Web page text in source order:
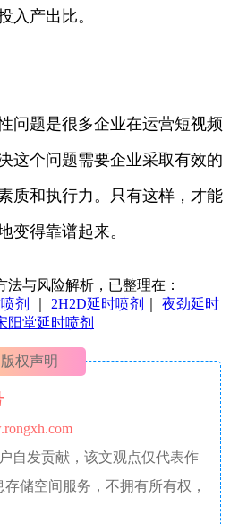
入产出比。
问题是很多企业在运营短视频
这个问题需要企业采取有效的
质和执行力。只有这样，才能
变得靠谱起来。
与风险解析，已整理在：
剂 2H2D延时喷剂
夜劲延时
阳堂延时喷剂
版权声明
自发贡献，该文观点仅代表作
储空间服务，不拥有所有权，